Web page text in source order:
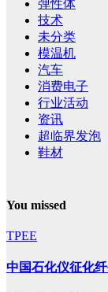
弹性体
技术
未分类
模温机
汽车
消费电子
行业活动
资讯
超临界发泡
鞋材
You missed
TPEE
中国石化仪征化